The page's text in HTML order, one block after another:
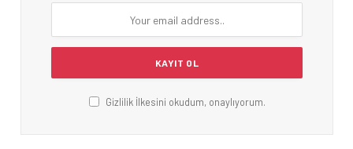
Gizlilik İlkesini okudum, onaylıyorum.